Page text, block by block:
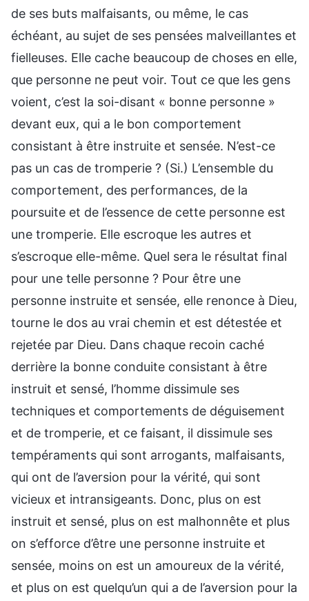
de ses buts malfaisants, ou même, le cas
échéant, au sujet de ses pensées malveillantes et
fielleuses. Elle cache beaucoup de choses en elle,
que personne ne peut voir. Tout ce que les gens
voient, c’est la soi-disant « bonne personne »
devant eux, qui a le bon comportement
consistant à être instruite et sensée. N’est-ce
pas un cas de tromperie ? (Si.) L’ensemble du
comportement, des performances, de la
poursuite et de l’essence de cette personne est
une tromperie. Elle escroque les autres et
s’escroque elle-même. Quel sera le résultat final
pour une telle personne ? Pour être une
personne instruite et sensée, elle renonce à Dieu,
tourne le dos au vrai chemin et est détestée et
rejetée par Dieu. Dans chaque recoin caché
derrière la bonne conduite consistant à être
instruit et sensé, l’homme dissimule ses
techniques et comportements de déguisement
et de tromperie, et ce faisant, il dissimule ses
tempéraments qui sont arrogants, malfaisants,
qui ont de l’aversion pour la vérité, qui sont
vicieux et intransigeants. Donc, plus on est
instruit et sensé, plus on est malhonnête et plus
on s’efforce d’être une personne instruite et
sensée, moins on est un amoureux de la vérité,
et plus on est quelqu’un qui a de l’aversion pour la